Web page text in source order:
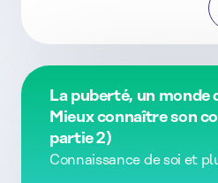
La puberté, un monde
Mieux connaître son
partie 2)
Connaissance de soi et